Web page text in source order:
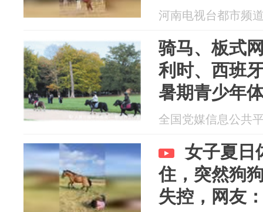
河南电视台都市频
骑马、板式
利时、西班
暑期青少年
全国党媒信息公共
女子夏日
住，突然狗
失控，网友